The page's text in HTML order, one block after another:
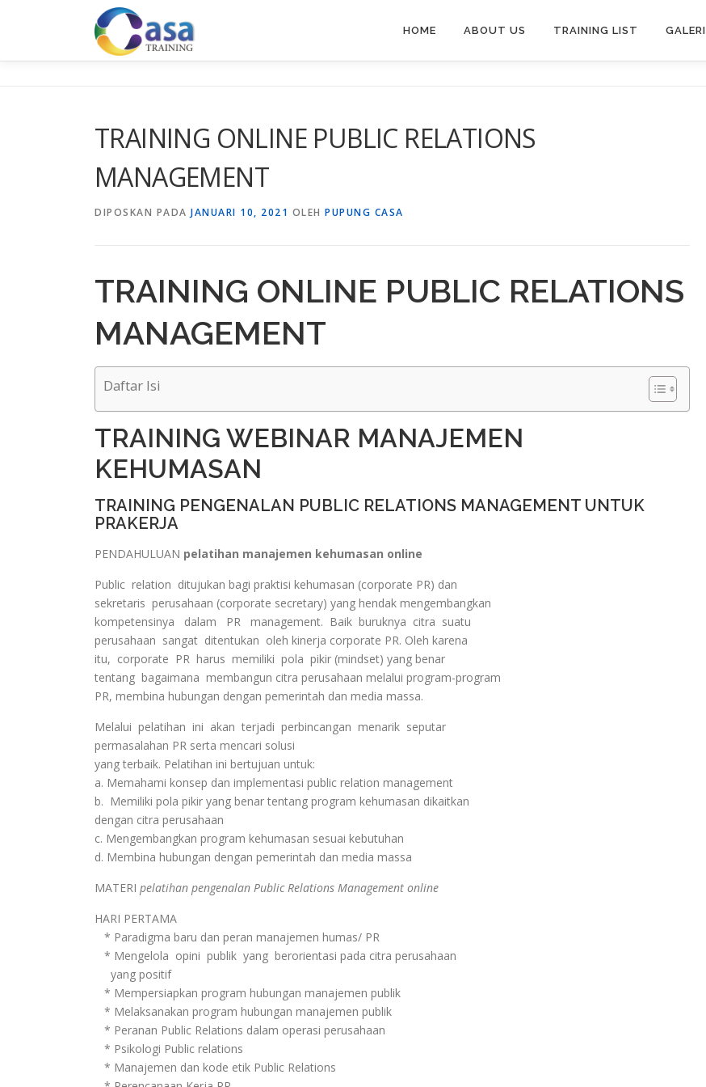
HOME ABOUT US TRAINING LIST GALERI
TRAINING ONLINE PUBLIC RELATIONS
MANAGEMENT
DIPOSKAN PADA JANUARI 10, 2021 OLEH PUPUNG CASA
TRAINING ONLINE PUBLIC RELATIONS
MANAGEMENT
Daftar Isi
TRAINING WEBINAR MANAJEMEN
KEHUMASAN
TRAINING PENGENALAN PUBLIC RELATIONS MANAGEMENT UNTUK
PRAKERJA
PENDAHULUAN pelatihan manajemen kehumasan online
Public relation ditujukan bagi praktisi kehumasan (corporate PR) dan
sekretaris perusahaan (corporate secretary) yang hendak mengembangkan
kompetensinya dalam PR management. Baik buruknya citra suatu
perusahaan sangat ditentukan oleh kinerja corporate PR. Oleh karena
itu, corporate PR harus memiliki pola pikir (mindset) yang benar
tentang bagaimana membangun citra perusahaan melalui program-program
PR, membina hubungan dengan pemerintah dan media massa.
Melalui pelatihan ini akan terjadi perbincangan menarik seputar
permasalahan PR serta mencari solusi
yang terbaik. Pelatihan ini bertujuan untuk:
a. Memahami konsep dan implementasi public relation management
b. Memiliki pola pikir yang benar tentang program kehumasan dikaitkan
dengan citra perusahaan
c. Mengembangkan program kehumasan sesuai kebutuhan
d. Membina hubungan dengan pemerintah dan media massa
MATERI pelatihan pengenalan Public Relations Management online
HARI PERTAMA
* Paradigma baru dan peran manajemen humas/ PR
* Mengelola opini publik yang berorientasi pada citra perusahaan
yang positif
* Mempersiapkan program hubungan manajemen publik
* Melaksanakan program hubungan manajemen publik
* Peranan Public Relations dalam operasi perusahaan
* Psikologi Public relations
* Manajemen dan kode etik Public Relations